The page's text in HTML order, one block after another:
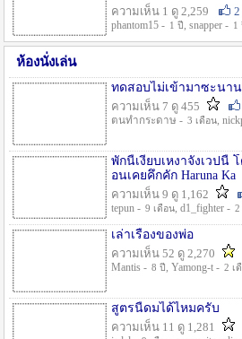
ความเห็น 1 ดู 2,259
2
phantom15 - 1 ปี , snapper - 1
ห้องนั่งเล่น
ทดสอบไม่เข้ามาซะนาน
ความเห็น 7 ดู 455
ตนทำกระดาษ - 3 เดือน,
พักนี้เงียบเหงาจังเวปนี้
อนเคยคึกคัก Haruna Ka
ความเห็น 9 ดู 1,162
tepun - 9 เดือน, d1_fighter - 2
เล่าเรื่องของพ่อ
ความเห็น 52 ดู 2,270
Mantis - 8 ปี , Yamong-t - 2 เ
สูตรนี้ดมได้ไหมครับ
ความเห็น 11 ดู 1,281